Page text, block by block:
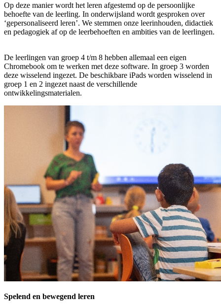
Op deze manier wordt het leren afgestemd op de persoonlijke
behoefte van de leerling. In onderwijsland wordt gesproken over
‘gepersonaliseerd leren’. We stemmen onze leerinhouden, didactiek
en pedagogiek af op de leerbehoeften en ambities van de leerlingen.
De leerlingen van groep 4 t/m 8 hebben allemaal een eigen
Chromebook om te werken met deze software. In groep 3 worden
deze wisselend ingezet. De beschikbare iPads worden wisselend in
groep 1 en 2 ingezet naast de verschillende
ontwikkelingsmaterialen.
Spelend en bewegend leren